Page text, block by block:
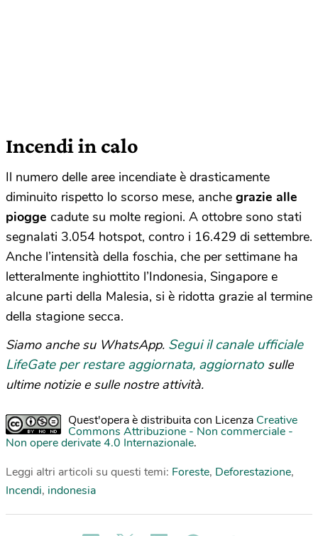
Incendi in calo
Il numero delle aree incendiate è drasticamente
diminuito rispetto lo scorso mese, anche grazie alle
piogge cadute su molte regioni. A ottobre sono stati
segnalati 3.054 hotspot, contro i 16.429 di settembre.
Anche l’intensità della foschia, che per settimane ha
letteralmente inghiottito l’Indonesia, Singapore e
alcune parti della Malesia, si è ridotta grazie al termine
della stagione secca.
Siamo anche su WhatsApp. Segui il canale ufficiale
LifeGate per restare aggiornata, aggiornato sulle
ultime notizie e sulle nostre attività.
Quest'opera è distribuita con Licenza Creative
Commons Attribuzione - Non commerciale -
Non opere derivate 4.0 Internazionale.
Leggi altri articoli su questi temi: Foreste, Deforestazione,
Incendi, indonesia